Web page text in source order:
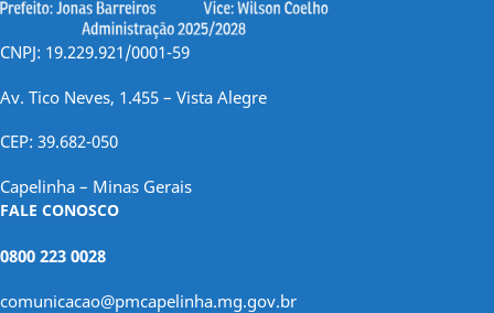
CNPJ: 19.229.921/0001-59
Av. Tico Neves, 1.455 – Vista Alegre
CEP: 39.682-050
Capelinha – Minas Gerais
FALE CONOSCO
0800 223 0028
comunicacao@pmcapelinha.mg.gov.br